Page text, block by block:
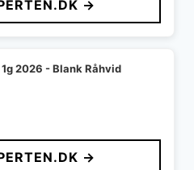
er:
5.609 kr..
→
2026 - Blank Råhvid
→